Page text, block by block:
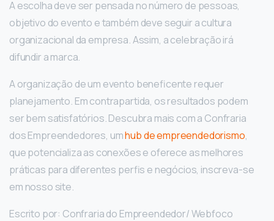
A escolha deve ser pensada no número de pessoas,
objetivo do evento e também deve seguir a cultura
organizacional da empresa. Assim, a celebração irá
difundir a marca.
A organização de um evento beneficente requer
planejamento. Em contrapartida, os resultados podem
ser bem satisfatórios. Descubra mais com a Confraria
dos Empreendedores, umhub de empreendedorismo,
que potencializa as conexões e oferece as melhores
práticas para diferentes perfis e negócios, inscreva-se
em nosso site.
Escrito por: Confraria do Empreendedor/ Webfoco